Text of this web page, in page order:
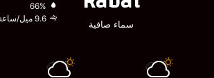
سماء صافية
66%
9.6 ميل/ساعة